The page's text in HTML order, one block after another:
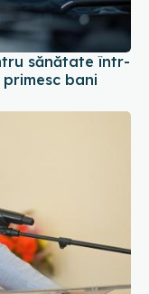
sănătate într-
bani